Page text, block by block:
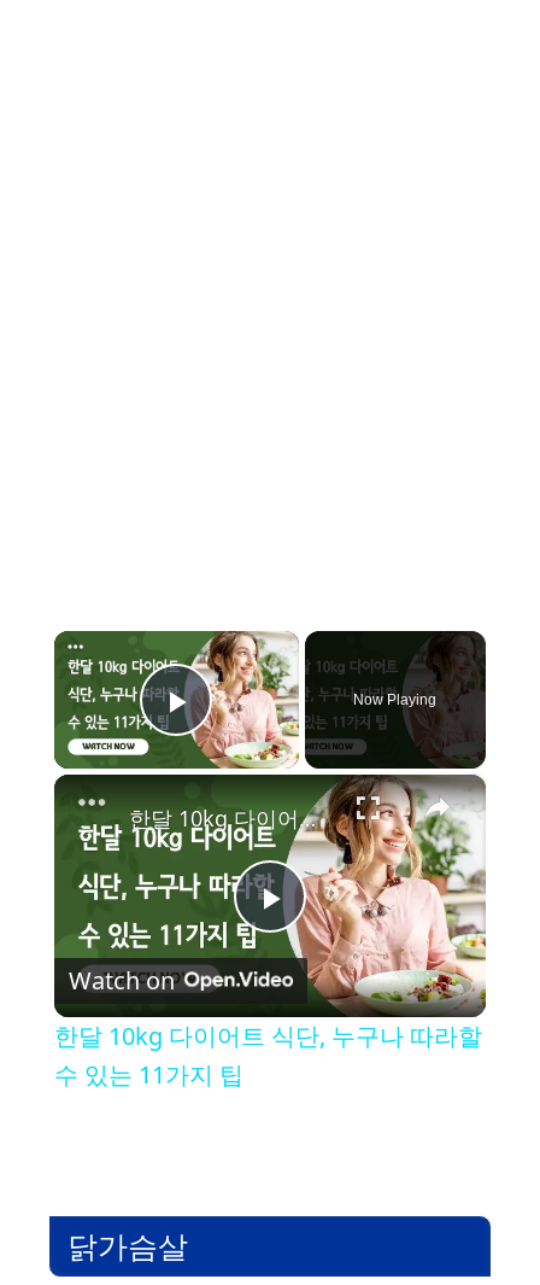
×
Play Video
Now Playing
×
P
l
V
한달 10kg 다이어트 식단, 누구나 따라할 수 있는 11가지 팁
Watch on
한달 10kg 다이어트 식단, 누구나 따라할
수 있는 11가지 팁
닭가슴살